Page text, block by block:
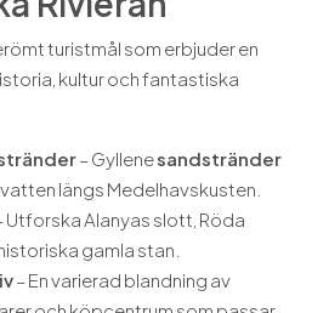
turistmål som erbjuder en
kultur och fantastiska
– Gyllenesandstränder
längs Medelhavskusten.
Utforska Alanyas slott, Röda
gamla stan.
– En varierad blandning av